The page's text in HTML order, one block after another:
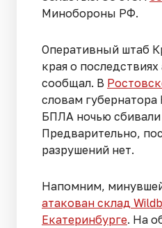
Минобороны РФ.
Оперативный штаб
края о
сообщал. В
словам
БПЛА ночью сбивали
Предварительно,
разрушений нет.
Напомним,
атакован склад
Екатеринбурге. На